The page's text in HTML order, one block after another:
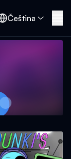
Čeština